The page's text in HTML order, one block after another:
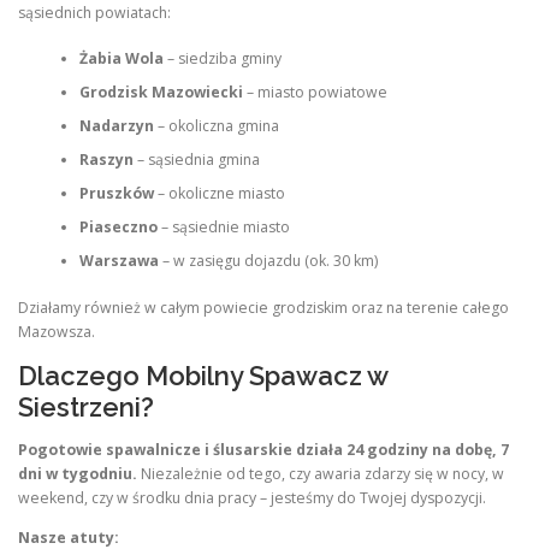
sąsiednich powiatach:
Żabia Wola – siedziba gminy
Grodzisk Mazowiecki – miasto powiatowe
Nadarzyn – okoliczna gmina
Raszyn – sąsiednia gmina
Pruszków– okoliczne miasto
Piaseczno– sąsiednie miasto
Warszawa – w zasięgu dojazdu (ok. 30 km)
Działamy również w całym powiecie grodziskim oraz na terenie całego
Mazowsza.
Dlaczego Mobilny Spawacz w
Siestrzeni?
Pogotowie spawalnicze i ślusarskie działa 24 godziny na dobę, 7
dni w tygodniu. Niezależnie od tego, czy awaria zdarzy się w nocy, w
weekend, czy w środku dnia pracy – jesteśmy do Twojej dyspozycji.
Nasze atuty: